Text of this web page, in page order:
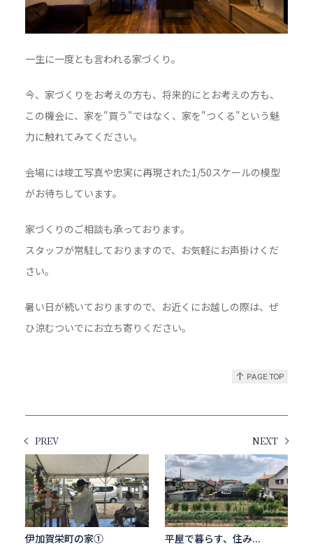
一生に一度とも言われる家づくり。
今、家づくりをお考えの方も、将来的にとお考えの方も、
この機会に、家を"買う"ではなく、家を"つくる"という魅
力に触れてみてください。
会場には竣工写真や忠実に再現された1/50スケールの模型
がお待ちしています。
家づくりのご相談も承っております。
スタッフが常駐しておりますので、お気軽にお声掛けくだ
さい。
暑い日が続いておりますので、お近くにお越しの際は、ぜ
ひ涼むついでにお立ち寄りください。
PREV
伊加賀栄町の家①
NEXT
平屋で暮らす、住み...